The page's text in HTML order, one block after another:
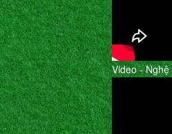
Video -